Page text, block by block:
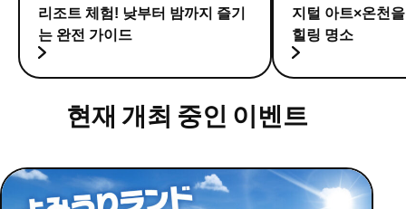
리조트 체험! 낮부터 밤까지 즐기
는 완전 가이드
지털 아트×온천
힐링 명소
현재 개최 중인 이벤트